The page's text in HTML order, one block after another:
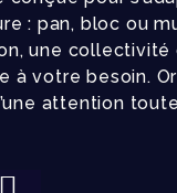
: pan, bloc ou
une collectivité
à votre besoin.
attention